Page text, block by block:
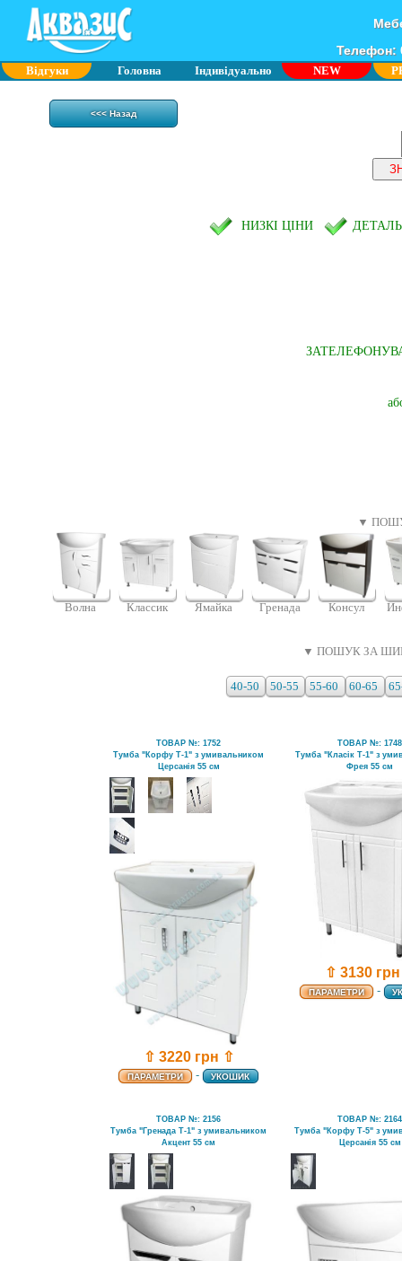
Телефон:
Відгуки Головна Індивідуально NEW
<<< Назад
НИЗКІ ЦІНИ
▼
Волна Классик Ямайка Гренада Консул
▼ ПОШУК ЗА
40-50 50-55 55-60 60-65
ТОВАР №: 1752
Тумба "Корфу Т-1" з умивальником
Церсанія 55 см
⇧ 3220 грн ⇧
ПАРАМЕТРИ - УКОШИК
ТОВАР №: 1748
Тумба "Класік Т-1" з
Фрея 55 см
⇧ 3130
ПАРАМЕТРИ -
ТОВАР №: 2156
Тумба "Гренада Т-1" з умивальником
Акцент 55 см
ТОВАР №: 2164
Тумба "Корфу Т-5" з
Церсанія 55 см